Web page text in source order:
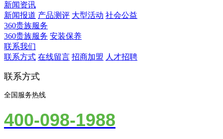
新闻资讯
新闻报道 产品测评 大型活动 社会公益
360贵族服务
360贵族服务 安装保养
联系我们
联系方式 在线留言 招商加盟 人才招聘
联系方式
全国服务热线
400-098-1988